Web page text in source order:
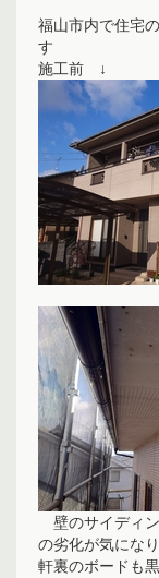
福山市内で住宅
す
施工前 ↓
壁のサイディ
の劣化が気にな
軒裏のボードも